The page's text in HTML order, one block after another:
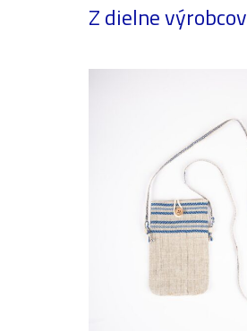
Z dielne výrobcov